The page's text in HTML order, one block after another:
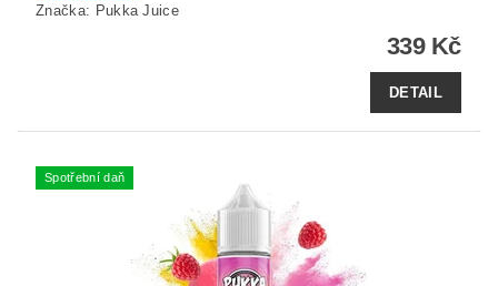
Značka: Pukka Juice
339 Kč
DETAIL
Spotřební daň